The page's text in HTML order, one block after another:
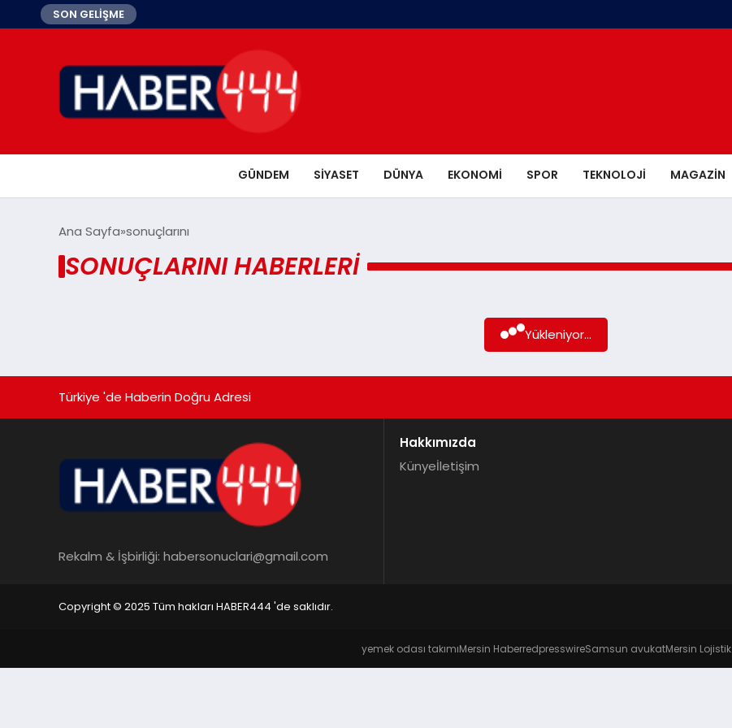
SON GELİŞME
GÜNDEM SIYASET DÜNYA EKONOMI SPOR TEKNOLOJI MAGAZIN
Ana Sayfa sonuçlarını
SONUÇLARINI HABERLERI
Yükleniyor...
Türkiye 'de Haberin Doğru Adresi
Rekalm & İşbirliği: habersonuclari@gmail.com
Hakkımızda
Künyeİletişim
Copyright © 2025 Tüm hakları HABER444 'de saklıdır.
yemek odası takımıMersin HaberredpresswireSamsun avukatMersin Lojistik